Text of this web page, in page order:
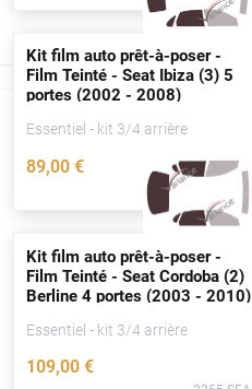
Kit film auto prêt-à-poser -
Film Teinté - Seat Ibiza (3) 5
portes(2002 - 2008)
Essentiel - kit 3/4 arrière
89,00 €
Kit film auto prêt-à-poser -
Film Teinté - Seat Cordoba (2)
Berline 4 portes(2003 - 2010)
Essentiel - kit 3/4 arrière
109,00 €